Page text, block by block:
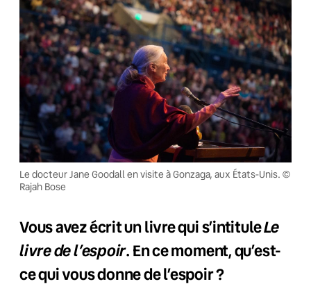
Le docteur Jane Goodall en visite à Gonzaga, aux États-Unis. ©
Rajah Bose
Vous avez écrit un livre qui s’intituleLe
livre de l’espoir. En ce moment, qu’est-
ce qui vous donne de l’espoir ?